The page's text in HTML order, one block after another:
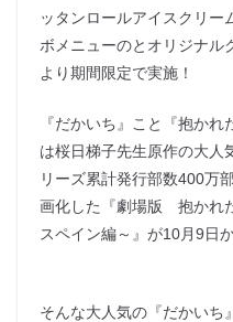
ッタンロールアイスクリー
ボメニューのとオリジナル
より期間限定で実施！
『だかいち』こと『抱かれ
は桜日梯子先生原作の大人
リーズ累計発行部数400万
画化した『劇場版 抱かれ
スペイン編～』が10月9日
そんな大人気の『だかいち